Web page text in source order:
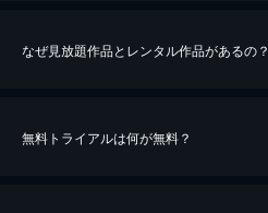
なぜ見放題作品とレンタル作品があるの？
無料トライアルは何が無料？